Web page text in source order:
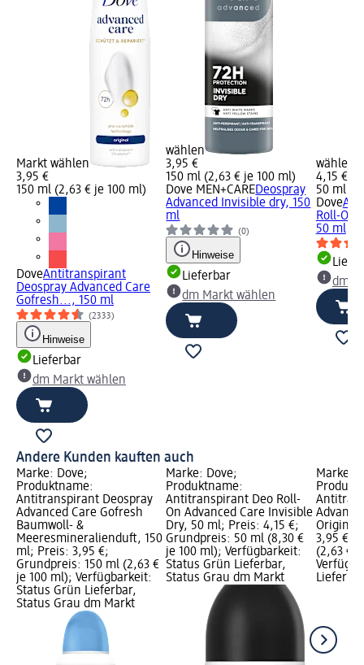
Markt wählen
3,95 €
150 ml (2,63 € je 100 ml)
DoveAntitranspirant
Deospray Advanced Care
Gofresh..., 150 ml
(2333)
Hinweise
Lieferbar
dm Markt wählen
wählen
3,95 €
150 ml (2,63 € je 100 ml)
Dove MEN+CAREDeospray
Advanced Invisible dry, 150
ml
(0)
Hinweise
Lieferbar
dm Markt wählen
wählen
4,15 €
50 ml
Dove
Roll-On
50 ml
dm
Andere Kunden kauften auch
Marke: Dove;
Produktname:
Antitranspirant Deospray
Advanced Care Gofresh
Baumwoll- &
Meeresmineralienduft, 150
ml; Preis: 3,95 €;
Grundpreis: 150 ml (2,63 €
je 100 ml); Verfügbarkeit:
Status Grün Lieferbar,
Status Grau dm Markt
Marke: Dove;
Produktname:
Antitranspirant Deo Roll-
On Advanced Care Invisible
Dry, 50 ml; Preis: 4,15 €;
Grundpreis: 50 ml (8,30 €
je 100 ml); Verfügbarkeit:
Status Grün Lieferbar,
Status Grau dm Markt
Marke:
3,95 €;
(2,63 €